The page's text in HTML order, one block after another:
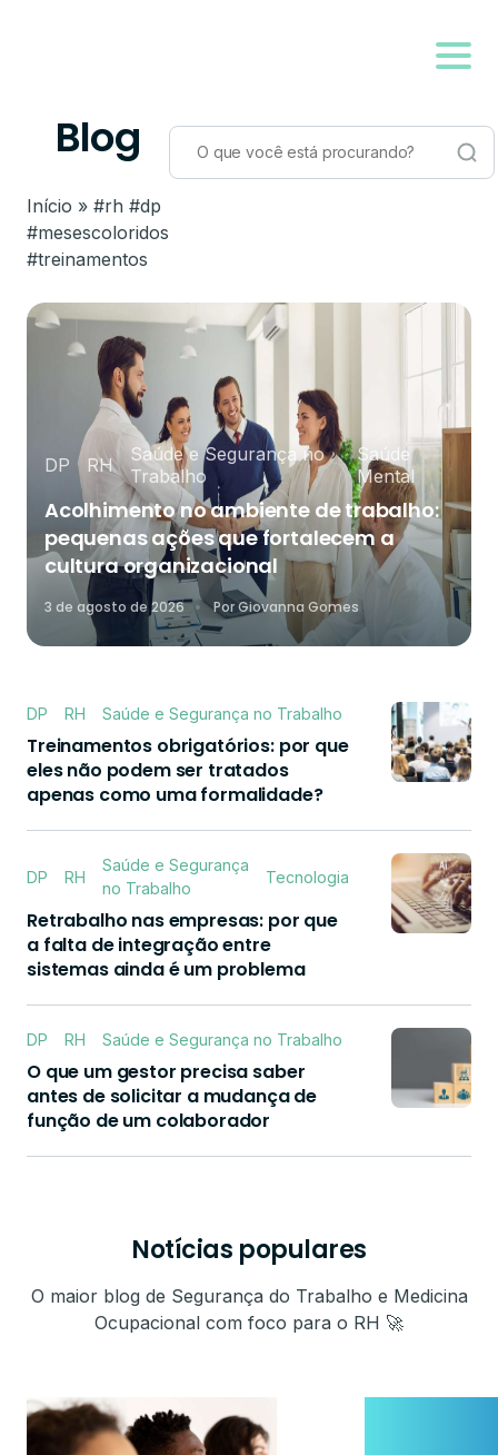
Blog
Início » #rh #dp
#mesescoloridos
#treinamentos
DP RH
Saúde e Segurança no
Trabalho
Saúde
Mental
Acolhimento no ambiente de trabalho:
pequenas ações que fortalecem a
cultura organizacional
3 de agosto de 2026 PorGiovanna Gomes
DP RH Saúde e Segurança no Trabalho
Treinamentos obrigatórios: por que
eles não podem ser tratados
apenas como uma formalidade?
DP RH
Saúde e Segurança
no Trabalho
Tecnologia
Retrabalho nas empresas: por que
a falta de integração entre
sistemas ainda é um problema
DP RH Saúde e Segurança no Trabalho
O que um gestor precisa saber
antes de solicitar a mudança de
função de um colaborador
Notícias populares
O maior blog de Segurança do Trabalho e Medicina
Ocupacional com foco para o RH 🚀